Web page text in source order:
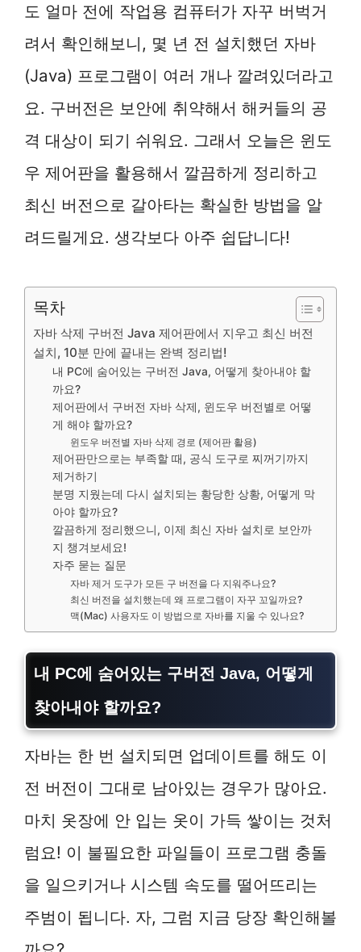
도 얼마 전에 작업용 컴퓨터가 자꾸 버벅거
려서 확인해보니, 몇 년 전 설치했던 자바
(Java) 프로그램이 여러 개나 깔려있더라고
요. 구버전은 보안에 취약해서 해커들의 공
격 대상이 되기 쉬워요. 그래서 오늘은 윈도
우 제어판을 활용해서 깔끔하게 정리하고
최신 버전으로 갈아타는 확실한 방법을 알
려드릴게요. 생각보다 아주 쉽답니다!
목차
자바 삭제 구버전 Java 제어판에서 지우고 최신 버전
설치, 10분 만에 끝내는 완벽 정리법!
내 PC에 숨어있는 구버전 Java, 어떻게 찾아내야 할
까요?
제어판에서 구버전 자바 삭제, 윈도우 버전별로 어떻
게 해야 할까요?
윈도우 버전별 자바 삭제 경로 (제어판 활용)
제어판만으로는 부족할 때, 공식 도구로 찌꺼기까지
제거하기
분명 지웠는데 다시 설치되는 황당한 상황, 어떻게 막
아야 할까요?
깔끔하게 정리했으니, 이제 최신 자바 설치로 보안까
지 챙겨보세요!
자주 묻는 질문
자바 제거 도구가 모든 구 버전을 다 지워주나요?
최신 버전을 설치했는데 왜 프로그램이 자꾸 꼬일까요?
맥(Mac) 사용자도 이 방법으로 자바를 지울 수 있나요?
내 PC에 숨어있는 구버전 Java, 어떻게
찾아내야 할까요?
자바는 한 번 설치되면 업데이트를 해도 이
전 버전이 그대로 남아있는 경우가 많아요.
마치 옷장에 안 입는 옷이 가득 쌓이는 것처
럼요! 이 불필요한 파일들이 프로그램 충돌
을 일으키거나 시스템 속도를 떨어뜨리는
주범이 됩니다. 자, 그럼 지금 당장 확인해볼